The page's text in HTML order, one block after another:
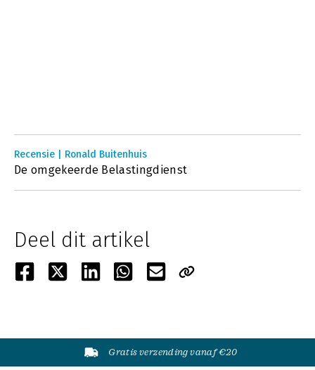
Recensie | Ronald Buitenhuis
De omgekeerde Belastingdienst
Deel dit artikel
Gratis verzending vanaf €20